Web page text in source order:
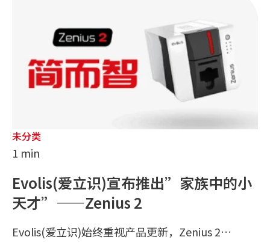
未分类
1 min
Evolis(爱立识)宣布推出”家族中的小
天才”——Zenius 2
Evolis(爱立识)始终重视产品更新，Zenius 2…